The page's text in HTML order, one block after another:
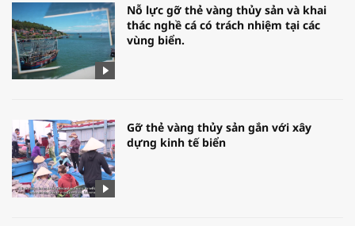
Nỗ lực gỡ thẻ vàng thủy sản và khai
thác nghề cá có trách nhiệm tại các
vùng biển.
Gỡ thẻ vàng thủy sản gắn với xây
dựng kinh tế biển